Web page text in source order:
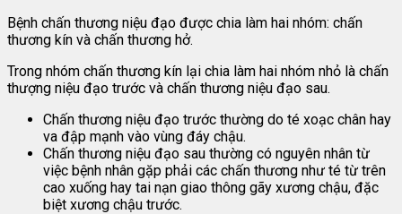
Bệnh chấn thương niệu đạo được chia làm hai nhóm: chấn
thương kín và chấn thương hở.
Trong nhóm chấn thương kín lại chia làm hai nhóm nhỏ là chấn
thượng niệu đạo trước và chấn thương niệu đạo sau.
Chấn thương niệu đạo trước thường do té xoạc chân hay
va đập mạnh vào vùng đáy chậu.
Chấn thương niệu đạo sau thường có nguyên nhân từ
việc bệnh nhân gặp phải các chấn thương như té từ trên
cao xuống hay tai nạn giao thông gãy xương chậu, đặc
biệt xương chậu trước.